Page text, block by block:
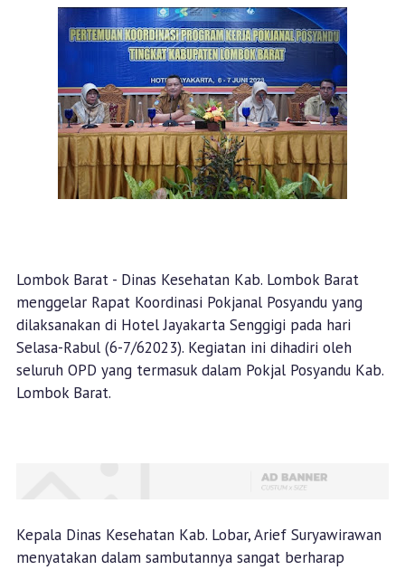
Lombok Barat - Dinas Kesehatan Kab. Lombok Barat
menggelar Rapat Koordinasi Pokjanal Posyandu yang
dilaksanakan di Hotel Jayakarta Senggigi pada hari
Selasa-Rabul (6-7/62023). Kegiatan ini dihadiri oleh
seluruh OPD yang termasuk dalam Pokjal Posyandu Kab.
Lombok Barat.
Kepala Dinas Kesehatan Kab. Lobar, Arief Suryawirawan
menyatakan dalam sambutannya sangat berharap